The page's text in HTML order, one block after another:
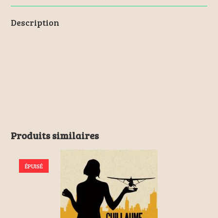
Description
Produits similaires
ÉPUISÉ